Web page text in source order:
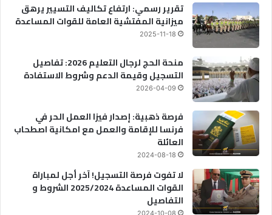
تقرير رسمي: ارتفاع تكاليف التسيير يرهق
ميزانية المفتشية العامة للقوات المساعدة
2025-11-18
منحة الحج لرجال التعليم 2026: تفاصيل
التسجيل وقيمة الدعم وشروط الاستفادة
2026-04-09
فرصة ذهبية: إصدار فيزا العمل الحر في
فرنسا للإقامة والعمل مع امكانية اصطحاب
العائلة
2024-08-18
لا تفوت فرصة التسجيل! آخر أجل لمباراة
القوات المساعدة 2025/2024 الشروط و
التفاصيل
2024-10-08